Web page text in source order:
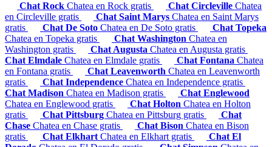
Chat Rock Chatea en Rock gratis Chat Circleville Chatea
en Circleville gratis
Chat Saint Marys Chatea en Saint Marys
gratis
Chat De Soto Chatea en De Soto gratis
Chat Topeka
Chatea en Topeka gratis
Chat Washington Chatea en
Washington gratis
Chat Augusta Chatea en Augusta gratis
Chat Elmdale Chatea en Elmdale gratis Chat Fontana Chatea
en Fontana gratis
Chat Leavenworth Chatea en Leavenworth
gratis
Chat Independence Chatea en Independence gratis
Chat Madison Chatea en Madison gratis
Chat Englewood
Chatea en Englewood gratis
Chat Holton Chatea en Holton
gratis
Chat Pittsburg Chatea en Pittsburg gratis
Chat
Chase Chatea en Chase gratis Chat Bison Chatea en Bison
gratis
Chat Elkhart Chatea en Elkhart gratis
Chat El